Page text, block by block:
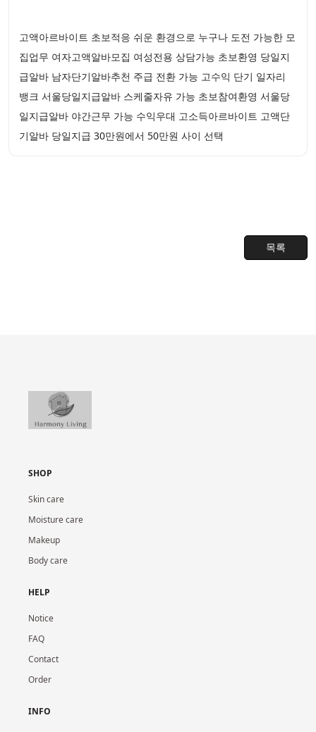
고액아르바이트 초보적응 쉬운 환경으로 누구나 도전 가능한 모
집업무 여자고액알바모집 여성전용 상담가능 초보환영 당일지
급알바 남자단기알바추천 주급 전환 가능 고수익 단기 일자리
뱅크 서울당일지급알바 스케줄자유 가능 초보참여환영 서울당
일지급알바 야간근무 가능 수익우대 고소득아르바이트 고액단
기알바 당일지급 30만원에서 50만원 사이 선택
목록
SHOP
Skin care
Moisture care
Makeup
Body care
HELP
Notice
FAQ
Contact
Order
INFO